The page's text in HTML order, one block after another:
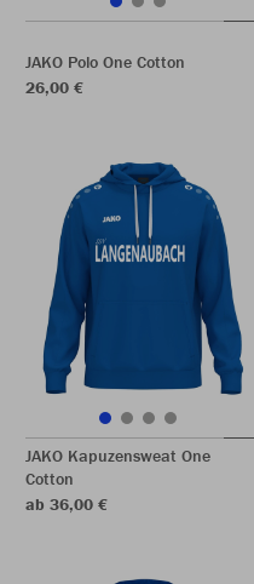
JAKO Polo One Cotton
26,00 €
JAKO Kapuzensweat One
Cotton
ab 36,00 €